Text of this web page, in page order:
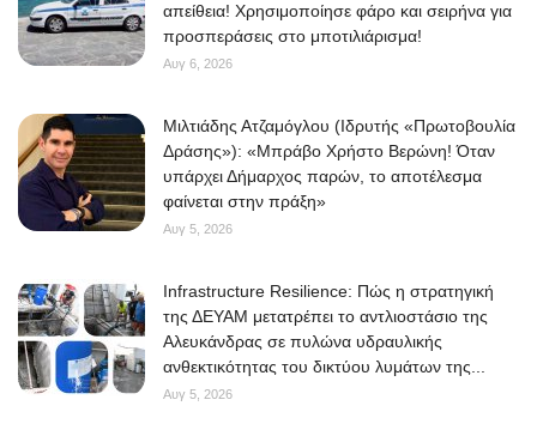
απείθεια! Χρησιμοποίησε φάρο και σειρήνα για
προσπεράσεις στο μποτιλιάρισμα!
Αυγ 6, 2026
Μιλτιάδης Ατζαμόγλου (Ιδρυτής «Πρωτοβουλία
Δράσης»): «Μπράβο Χρήστο Βερώνη! Όταν
υπάρχει Δήμαρχος παρών, το αποτέλεσμα
φαίνεται στην πράξη»
Αυγ 5, 2026
Infrastructure Resilience: Πώς η στρατηγική
της ΔΕΥΑΜ μετατρέπει το αντλιοστάσιο της
Αλευκάνδρας σε πυλώνα υδραυλικής
ανθεκτικότητας του δικτύου λυμάτων της...
Αυγ 5, 2026